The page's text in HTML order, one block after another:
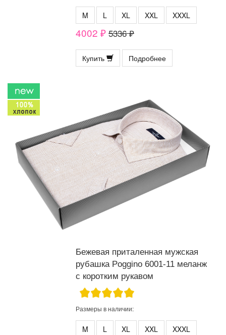
M L XL XXL XXXL
4002 ₽ 5336 ₽
Купить Подробнее
Бежевая приталенная мужская
рубашка Poggino 6001-11 меланж
с коротким рукавом
Размеры в наличии:
M L XL XXL XXXL